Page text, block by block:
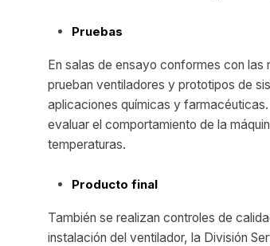
Pruebas
En salas de ensayo conformes con las
prueban ventiladores y prototipos de
aplicaciones químicas y
evaluar el comportamiento de la
temperaturas.
Producto final
También se realizan controles de
instalación del ventilador, la División